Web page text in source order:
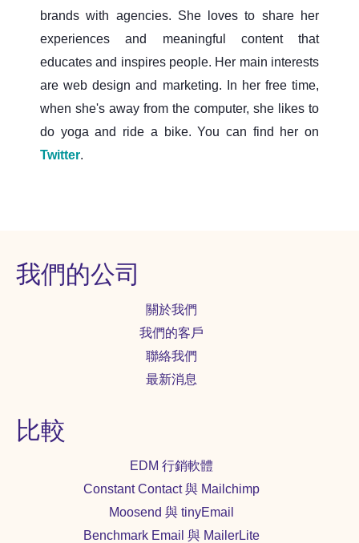
brands with agencies. She loves to share her
experiences and meaningful content that
educates and inspires people. Her main interests
are web design and marketing. In her free time,
when she's away from the computer, she likes to
do yoga and ride a bike. You can find her on
Twitter.
我們的公司
關於我們
我們的客戶
聯絡我們
最新消息
比較
EDM 行銷軟體
Constant Contact 與 Mailchimp
Moosend 與 tinyEmail
Benchmark Email 與 MailerLite